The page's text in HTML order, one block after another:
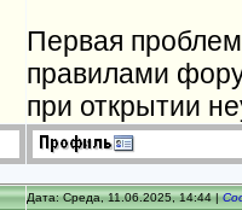
Первая
правилами
при открытии
Дата: Среда, 11.06.2025, 14:44 |